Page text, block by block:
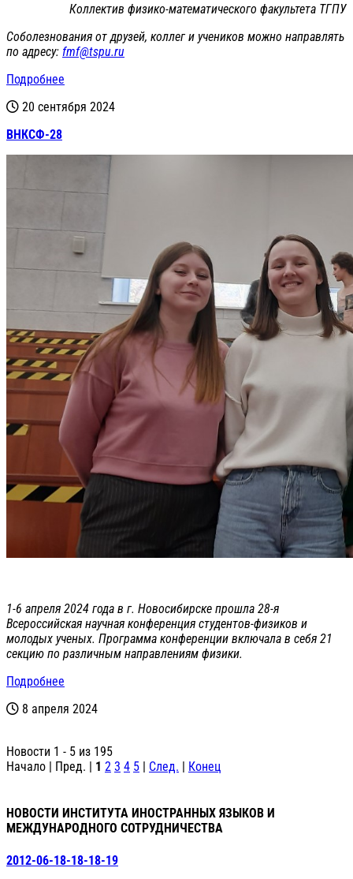
Коллектив физико-математического факультета ТГПУ
Соболезнования от друзей, коллег и учеников можно направлять
по адресу: fmf@tspu.ru
Подробнее
20 сентября 2024
ВНКСФ-28
1-6 апреля 2024 года в г. Новосибирске прошла 28-я
Всероссийская научная конференция студентов-физиков и
молодых ученых. Программа конференции включала в себя 21
секцию по различным направлениям физики.
Подробнее
8 апреля 2024
Новости 1 - 5 из 195
Начало | Пред. | 1 2 3 4 5 | След. | Конец
НОВОСТИ ИНСТИТУТА ИНОСТРАННЫХ ЯЗЫКОВ И
МЕЖДУНАРОДНОГО СОТРУДНИЧЕСТВА
2012-06-18-18-18-19